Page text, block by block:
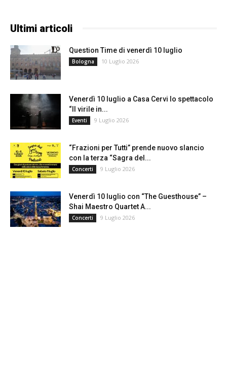
Ultimi articoli
Question Time di venerdì 10 luglio
Bologna 10 Luglio 2026
Venerdì 10 luglio a Casa Cervi lo spettacolo
“Il virile in...
Eventi 9 Luglio 2026
“Frazioni per Tutti” prende nuovo slancio
con la terza “Sagra del...
Concerti 9 Luglio 2026
Venerdì 10 luglio con “The Guesthouse” –
Shai Maestro Quartet A...
Concerti 9 Luglio 2026